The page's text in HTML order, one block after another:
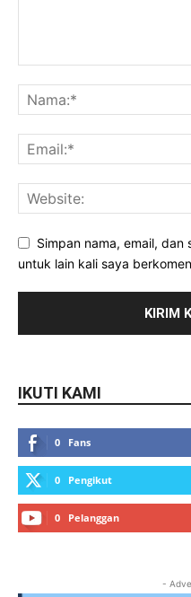
Simpan nama, email,
untuk lain kali saya
IKUTI KAMI
0 Fans
0 Pengikut
0 Pelanggan
-